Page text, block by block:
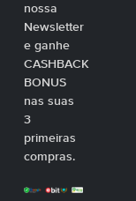
nossa
Newsletter
e ganhe
CASHBACK
BONUS
nas suas
3
primeiras
compras.